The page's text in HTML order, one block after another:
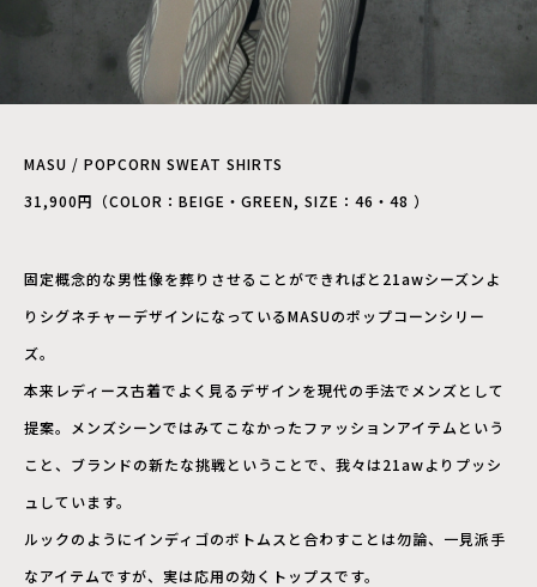
MASU / POPCORN SWEAT SHIRTS
31,900円（COLOR：BEIGE・GREEN, SIZE：46・48 ）
固定概念的な男性像を葬りさせることができればと21awシーズンよ
りシグネチャーデザインになっているMASUのポップコーンシリー
ズ。
本来レディース古着でよく見るデザインを現代の手法でメンズとして
提案。メンズシーンではみてこなかったファッションアイテムという
こと、ブランドの新たな挑戦ということで、我々は21awよりプッシ
ュしています。
ルックのようにインディゴのボトムスと合わすことは勿論、一見派手
なアイテムですが、実は応用の効くトップスです。